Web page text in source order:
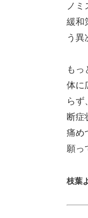
ノ
緩和
う異
もっ
体に
らず
断症
痛め
願っ
枝葉